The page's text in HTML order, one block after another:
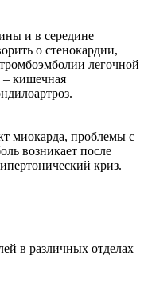
и в середине
о стенокардии,
легочной
– кишечная
миокарда, проблемы с
возникает после
криз.
в различных отделах